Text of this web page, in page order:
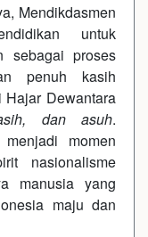
Mendikdasmen
untuk
sebagai proses
penuh kasih
Dewantara
dan asuh.
momen
nasionalisme
manusia yang
maju dan